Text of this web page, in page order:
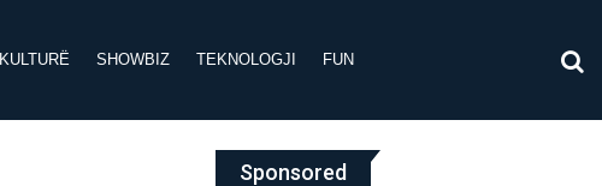
KULTURË SHOWBIZ TEKNOLOGJI FUN
Sponsored